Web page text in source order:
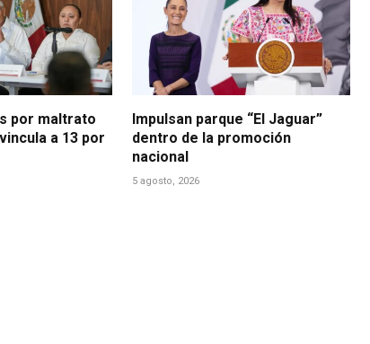
por maltrato
a 13 por
Impulsan parque “El Jaguar”
dentro de la promoción
nacional
5 agosto, 2026